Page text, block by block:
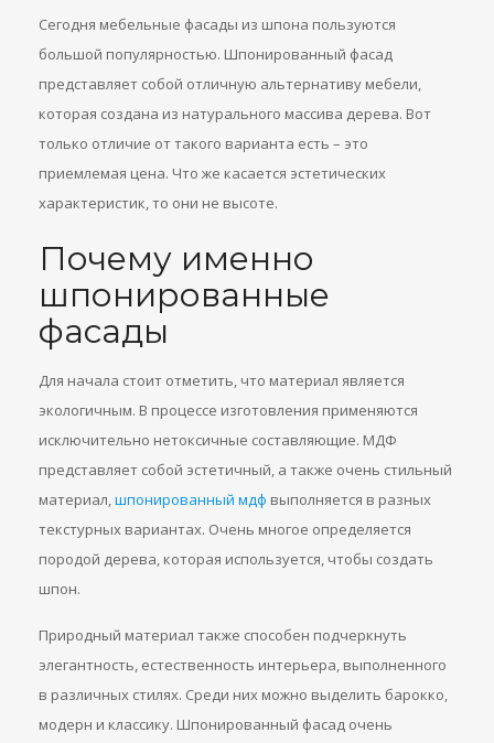
Сегодня мебельные фасады из шпона пользуются
большой популярностью. Шпонированный фасад
представляет собой отличную альтернативу мебели,
которая создана из натурального массива дерева. Вот
только отличие от такого варианта есть – это
приемлемая цена. Что же касается эстетических
характеристик, то они не высоте.
Почему именно
шпонированные
фасады
Для начала стоит отметить, что материал является
экологичным. В процессе изготовления применяются
исключительно нетоксичные составляющие. МДФ
представляет собой эстетичный, а также очень стильный
материал,шпонированный мдф выполняется в разных
текстурных вариантах. Очень многое определяется
породой дерева, которая используется, чтобы создать
шпон.
Природный материал также способен подчеркнуть
элегантность, естественность интерьера, выполненного
в различных стилях. Среди них можно выделить барокко,
модерн и классику. Шпонированный фасад очень